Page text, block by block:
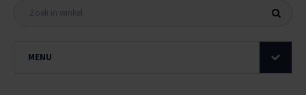
MENU